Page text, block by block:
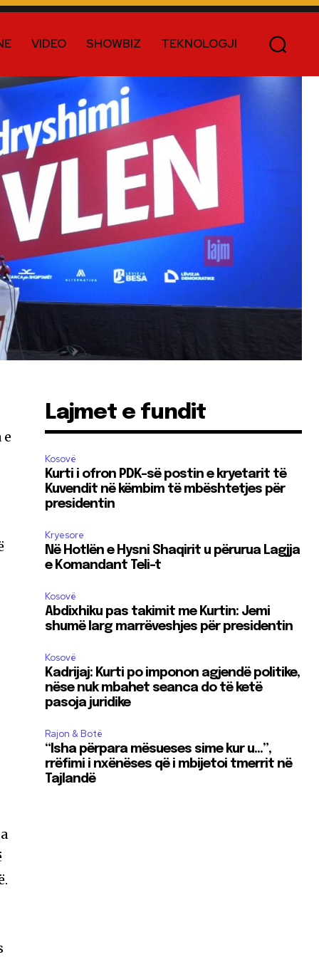
VIDEO SHOWBIZ TEKNOLOGJI
Lajmet e fundit
Kosovë
Kurti i ofron PDK-së postin e kryetarit të
Kuvendit në këmbim të mbështetjes për
presidentin
Kryesore
Në Hotlën e Hysni Shaqirit u përurua Lagjja
e Komandant Teli-t
Kosovë
Abdixhiku pas takimit me Kurtin: Jemi
shumë larg marrëveshjes për presidentin
Kosovë
Kadrijaj: Kurti po imponon agjendë politike,
nëse nuk mbahet seanca do të ketë
pasoja juridike
Rajon & Botë
“Isha përpara mësueses sime kur u…”,
rrëfimi i nxënëses që i mbijetoi tmerrit në
Tajlandë